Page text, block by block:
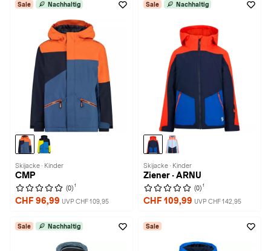
Sale Nachhaltig
Skijacke · Kinder
CMP
(0) 1
CHF 96,99 UVP CHF 109,95
Sale Nachhaltig
Skijacke · Kinder
Ziener · ARNU
(0) 1
CHF 109,99 UVP CHF 142,95
Sale Nachhaltig Sale